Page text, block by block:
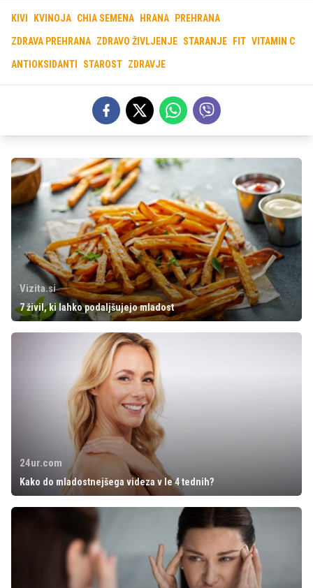
KIVI KVINOJA CHIA SEMENA HRANA PREHRANA
ZDRAVA PREHRANA ZDRAVO ŽIVLJENJE STARANJE FIT VITAMIN C
ANTIOKSIDANTI STAROST ZDRAVJE
Vizita.si
7 živil, ki lahko podaljšujejo mladost
24ur.com
Kako do mladostnejšega videza v le 4 tednih?